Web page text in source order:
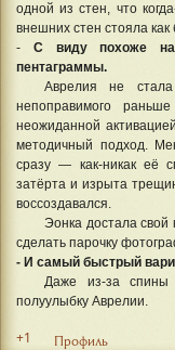
одной из стен, что
внешних стен стояла как
- С виду похоже на
пентаграммы.
Аврелия не
непоправимого
неожиданной
методичный подход.
сразу — как-никак её
затёрта и изрыта
воссоздавался.
Эонка достала свой
сделать парочку
- И самый быстрый
Даже из-за спины
полуулыбку Аврелии.
+1 Профиль